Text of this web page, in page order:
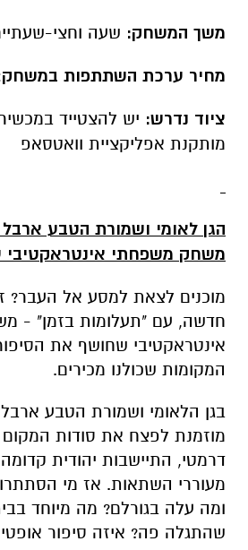
משחק משפחתי אינטראקטיבי
מוכנים לצאת למסע אל העבר?
אינטראקטיבי שחושף את
המקומות שכולנו מכירים.
דרמטי, התיישבות יהודית קדומה
מעוררי השתאות. אז מי
שהתגלה פה? איזה סיפור
הבודד? איפה יש כאן חמאם? מיהו
שנושא בגאווה את השם "ארבל"?
על הסרקופג הקדום?
שימו לב: לכל פרט שתמצאו
יש משמעות... עם מפת הרמזים
אתכם בווטסאפ לאורך כל
את כל הסודות!
המשחק פותח על ידי מיזם 929